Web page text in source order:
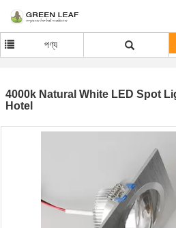
পণ্য
4000k Natural White LED Spot
Hotel